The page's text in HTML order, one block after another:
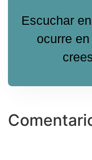
Escuchar
ocurre